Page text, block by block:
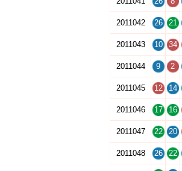
2011042 26 21
2011043 10 34
2011044 9 2
2011045 12 14
2011046 17 16
2011047 22 20
2011048 26 22